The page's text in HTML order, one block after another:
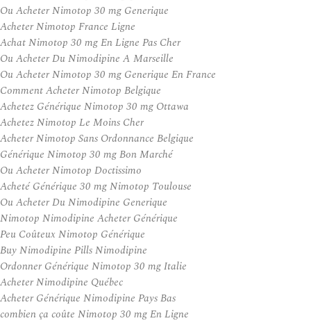
Ou Acheter Nimotop 30 mg Generique
Acheter Nimotop France Ligne
Achat Nimotop 30 mg En Ligne Pas Cher
Ou Acheter Du Nimodipine A Marseille
Ou Acheter Nimotop 30 mg Generique En France
Comment Acheter Nimotop Belgique
Achetez Générique Nimotop 30 mg Ottawa
Achetez Nimotop Le Moins Cher
Acheter Nimotop Sans Ordonnance Belgique
Générique Nimotop 30 mg Bon Marché
Ou Acheter Nimotop Doctissimo
Acheté Générique 30 mg Nimotop Toulouse
Ou Acheter Du Nimodipine Generique
Nimotop Nimodipine Acheter Générique
Peu Coûteux Nimotop Générique
Buy Nimodipine Pills Nimodipine
Ordonner Générique Nimotop 30 mg Italie
Acheter Nimodipine Québec
Acheter Générique Nimodipine Pays Bas
combien ça coûte Nimotop 30 mg En Ligne